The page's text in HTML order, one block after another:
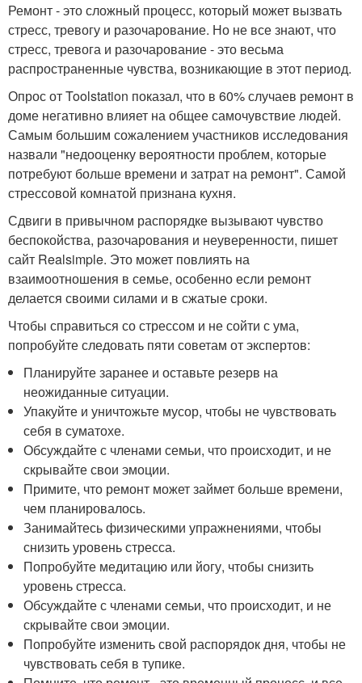
Ремонт - это сложный процесс, который может вызвать
стресс, тревогу и разочарование. Но не все знают, что
стресс, тревога и разочарование - это весьма
распространенные чувства, возникающие в этот период.
Опрос от Toolstation показал, что в 60% случаев ремонт в
доме негативно влияет на общее самочувствие людей.
Самым большим сожалением участников исследования
назвали "недооценку вероятности проблем, которые
потребуют больше времени и затрат на ремонт". Самой
стрессовой комнатой признана кухня.
Сдвиги в привычном распорядке вызывают чувство
беспокойства, разочарования и неуверенности, пишет
сайт Realsimple. Это может повлиять на
взаимоотношения в семье, особенно если ремонт
делается своими силами и в сжатые сроки.
Чтобы справиться со стрессом и не сойти с ума,
попробуйте следовать пяти советам от экспертов:
Планируйте заранее и оставьте резерв на
неожиданные ситуации.
Упакуйте и уничтожьте мусор, чтобы не чувствовать
себя в суматохе.
Обсуждайте с членами семьи, что происходит, и не
скрывайте свои эмоции.
Примите, что ремонт может займет больше времени,
чем планировалось.
Занимайтесь физическими упражнениями, чтобы
снизить уровень стресса.
Попробуйте медитацию или йогу, чтобы снизить
уровень стресса.
Обсуждайте с членами семьи, что происходит, и не
скрывайте свои эмоции.
Попробуйте изменить свой распорядок дня, чтобы не
чувствовать себя в тупике.